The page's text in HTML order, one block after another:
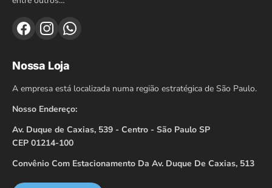
Nossa Loja
A empresa está localizada numa região estratégica de São Paulo.
Nosso Endereço:
Av. Duque de Caxias, 539 - Centro - São Paulo SP
CEP 01214-100
Convênio Com Estacionamento Da Av. Duque De Caxias, 513